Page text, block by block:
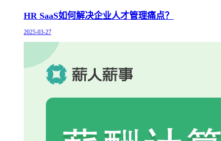
HR SaaS如何解决企业人才管理痛点？
2025-03-27